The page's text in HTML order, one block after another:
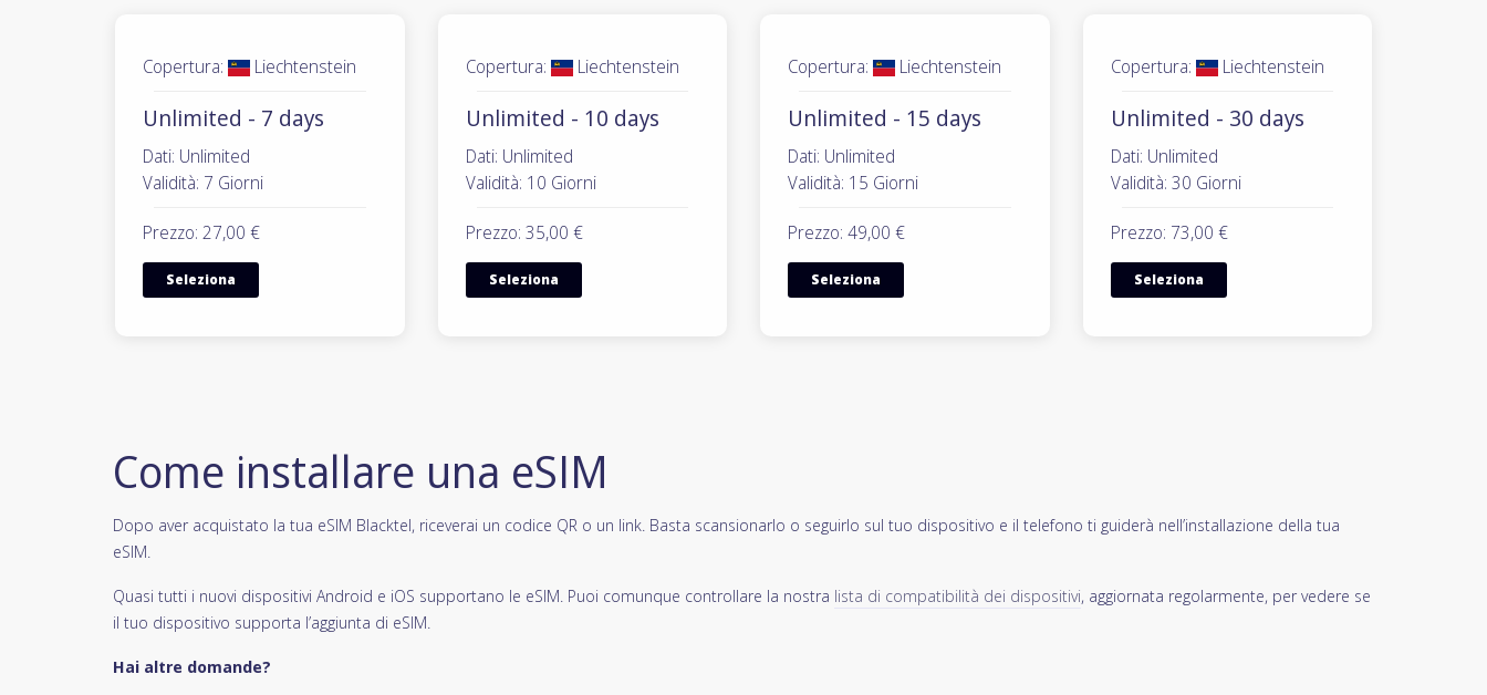
Copertura: Liechtenstein
Unlimited - 7 days
Dati: Unlimited
Validità: 7 Giorni
Prezzo: 27,00 €
Seleziona
Copertura: Liechtenstein
Unlimited - 10 days
Dati: Unlimited
Validità: 10 Giorni
Prezzo: 35,00 €
Seleziona
Copertura: Liechtenstein
Unlimited - 15 days
Dati: Unlimited
Validità: 15 Giorni
Prezzo: 49,00 €
Seleziona
Copertura: Liechtenstein
Unlimited - 30 days
Dati: Unlimited
Validità: 30 Giorni
Prezzo: 73,00 €
Seleziona
Come installare una eSIM
Dopo aver acquistato la tua eSIM Blacktel, riceverai un codice QR o un link. Basta scansionarlo o seguirlo sul tuo dispositivo e il telefono ti guiderà nell’installazione della tua
eSIM.
Quasi tutti i nuovi dispositivi Android e iOS supportano le eSIM. Puoi comunque controllare la nostra lista di compatibilità dei dispositivi, aggiornata regolarmente, per vedere se
il tuo dispositivo supporta l’aggiunta di eSIM.
Hai altre domande?